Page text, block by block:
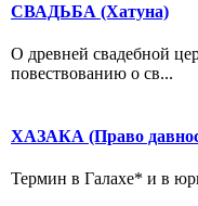
СВАДЬБА (Хатуна)
О древней свадебной
повествованию о св...
ХАЗАКА (Право
Термин в Галахе* и в